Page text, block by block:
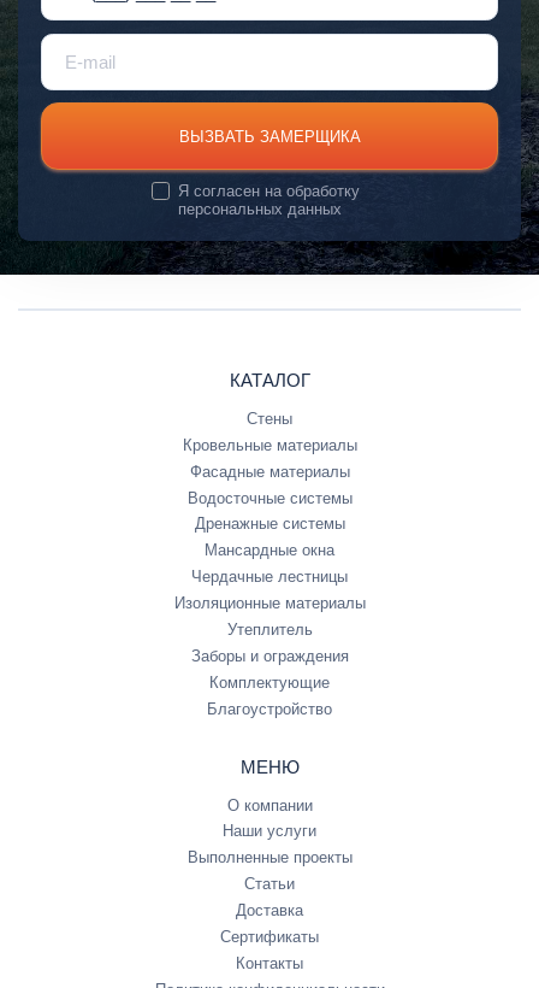
ВЫЗВАТЬ ЗАМЕРЩИКА
Я согласен наобработку
персональных данных
КАТАЛОГ
Стены
Кровельные материалы
Фасадные материалы
Водосточные системы
Дренажные системы
Мансардные окна
Чердачные лестницы
Изоляционные материалы
Утеплитель
Заборы и ограждения
Комплектующие
Благоустройство
МЕНЮ
О компании
Наши услуги
Выполненные проекты
Статьи
Доставка
Сертификаты
Контакты